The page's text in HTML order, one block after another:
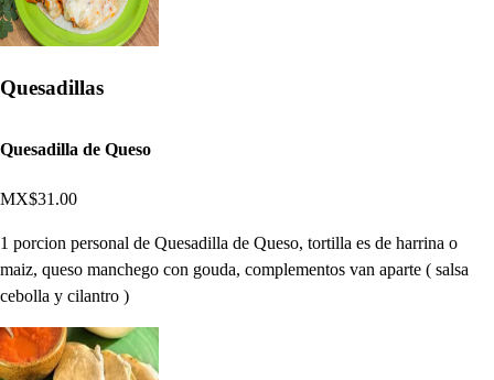
Quesadillas
Quesadilla de Queso
MX$31.00
1 porcion personal de Quesadilla de Queso, tortilla es de harrina o
maiz, queso manchego con gouda, complementos van aparte ( salsa
cebolla y cilantro )